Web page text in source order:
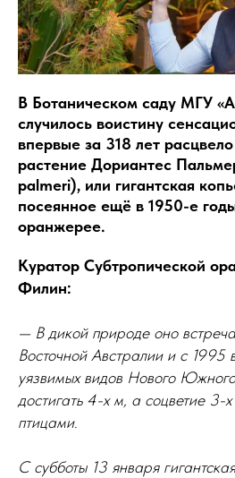
В Ботаническом саду МГУ
случилось воистину
впервые за 318 лет
растение Дориантес
palmeri), или гигантская
посеянное ещё в 1950-е
оранжерее.
Куратор Субтропической
Филин:
— В дикой природе оно
Восточной Австралии и с 1995
уязвимых видов Нового
достигать 4-х м, а соцветие 3-
птицами.
С субботы 13 января